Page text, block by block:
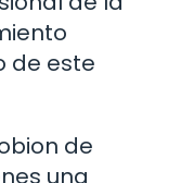
de este
de
una